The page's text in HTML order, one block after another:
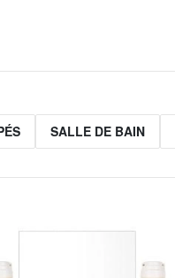
SALLE DE BAIN